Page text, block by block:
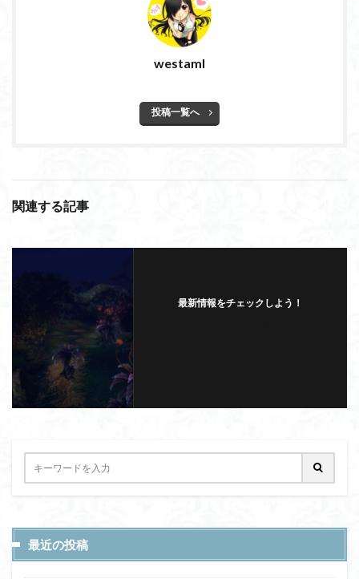
westaml
投稿一覧へ
関連する記事
最新情報をチェックしよう！
最近の投稿